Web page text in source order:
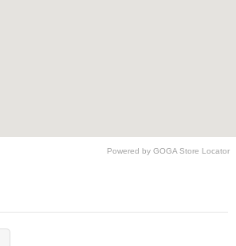
Powered by GOGA Store Locator